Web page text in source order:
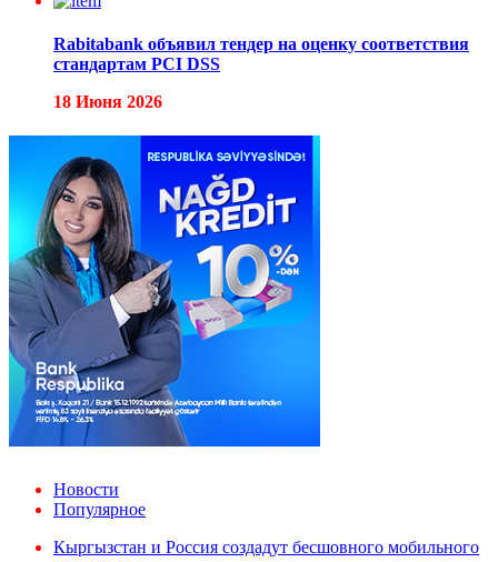
Rabitabank объявил тендер на оценку соответствия
стандартам PCI DSS
18 Июня 2026
Новости
Популярное
Кыргызстан и Россия создадут бесшовного мобильного